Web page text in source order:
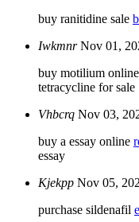
buy ranitidine sale
Iwkmnr Nov 01,
buy motilium
tetracycline for sale
Vhbcrq Nov 03,
buy a essay online
essay
Kjekpp Nov 05,
purchase sildenafil